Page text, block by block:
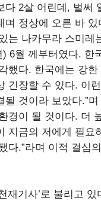
다 2살 어린데, 벌써
며 정상에 오른 바
는 나카무라 스미레
) 6월 께부터였다. 한
했다. 한국에는 강
긴장할 수 있다. 이
될 것이라 보았다.”며
경이 될 것이다. 더
지금의 저에게 필요
다.”라며 이적 결심
재기사’로 불리고